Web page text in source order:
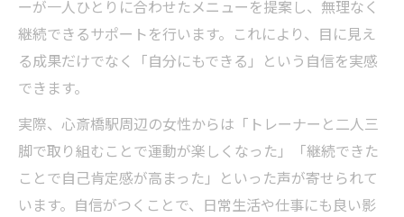
ーが一人ひとりに合わせたメニューを提案し、無理なく
継続できるサポートを行います。これにより、目に見え
る成果だけでなく「自分にもできる」という自信を実感
できます。
実際、心斎橋駅周辺の女性からは「トレーナーと二人三
脚で取り組むことで運動が楽しくなった」「継続できた
ことで自己肯定感が高まった」といった声が寄せられて
います。自信がつくことで、日常生活や仕事にも良い影